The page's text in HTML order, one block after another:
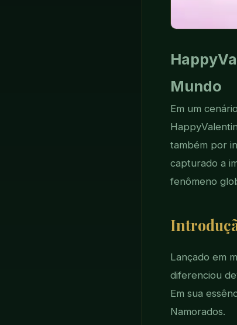
Mundo
Em um
também por
capturado a
fenômeno
Lançado em
diferenciou
Em sua
Namorados.